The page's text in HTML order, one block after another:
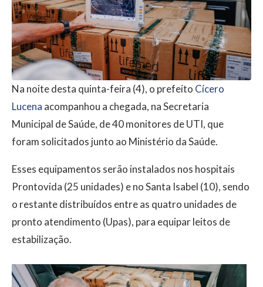
Na noite desta quinta-feira (4), o prefeito Cícero
Lucena acompanhou a chegada, na Secretaria
Municipal de Saúde, de 40 monitores de UTI, que
foram solicitados junto ao Ministério da Saúde.
Esses equipamentos serão instalados nos hospitais
Prontovida (25 unidades) e no Santa Isabel (10), sendo
o restante distribuídos entre as quatro unidades de
pronto atendimento (Upas), para equipar leitos de
estabilização.